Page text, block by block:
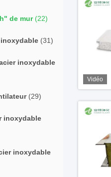
de mur(22)
(31)
inoxydable
(29)
inoxydable
inoxydable
Vidéo